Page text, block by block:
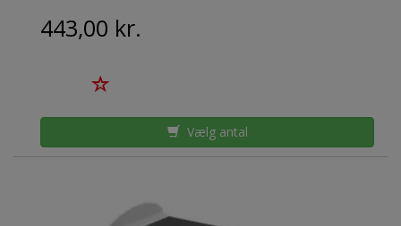
443,00 kr.
Vælg antal